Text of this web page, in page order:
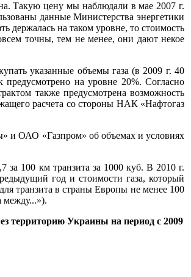
Такую цену мы наблюдали в мае 2007 г.
данные Министерства энергетики
держалась на таком уровне, то стоимость
точны, тем не менее, они дают некое
указанные объемы газа (в 2009 г. 40
на уровне 20%. Согласно
также предусмотрена возможность
расчета со стороны НАК «Нафтогаз
и ОАО «Газпром» об объемах и условиях
за 100 км транзита за 1000 куб. В 2010 г.
год и стоимости газа, который
транзита в страны Европы не менее 100
между...»).
территорию Украины на период с 2009